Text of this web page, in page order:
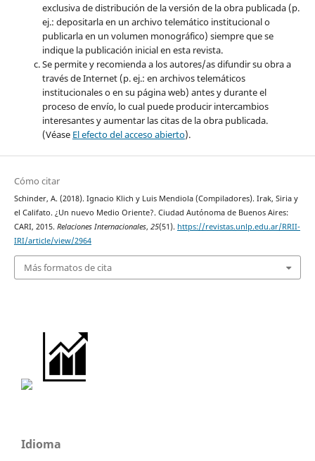
exclusiva de distribución de la versión de la obra publicada (p.
ej.: depositarla en un archivo telemático institucional o
publicarla en un volumen monográfico) siempre que se
indique la publicación inicial en esta revista.
Se permite y recomienda a los autores/as difundir su obra a
través de Internet (p. ej.: en archivos telemáticos
institucionales o en su página web) antes y durante el
proceso de envío, lo cual puede producir intercambios
interesantes y aumentar las citas de la obra publicada.
(Véase El efecto del acceso abierto).
Cómo citar
Schinder, A. (2018). Ignacio Klich y Luis Mendiola (Compiladores). Irak, Siria y
el Califato. ¿Un nuevo Medio Oriente?. Ciudad Autónoma de Buenos Aires:
CARI, 2015. Relaciones Internacionales, 25(51). https://revistas.unlp.edu.ar/RRII-
IRI/article/view/2964
Más formatos de cita
Idioma